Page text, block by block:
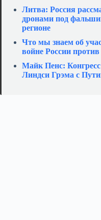
Литва: Россия
дронами под
регионе
Что мы знаем об
войне России
Майк Пенс:
Линдси Грэма с